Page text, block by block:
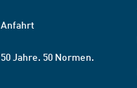
Anfahrt
50 Jahre. 50 Normen.